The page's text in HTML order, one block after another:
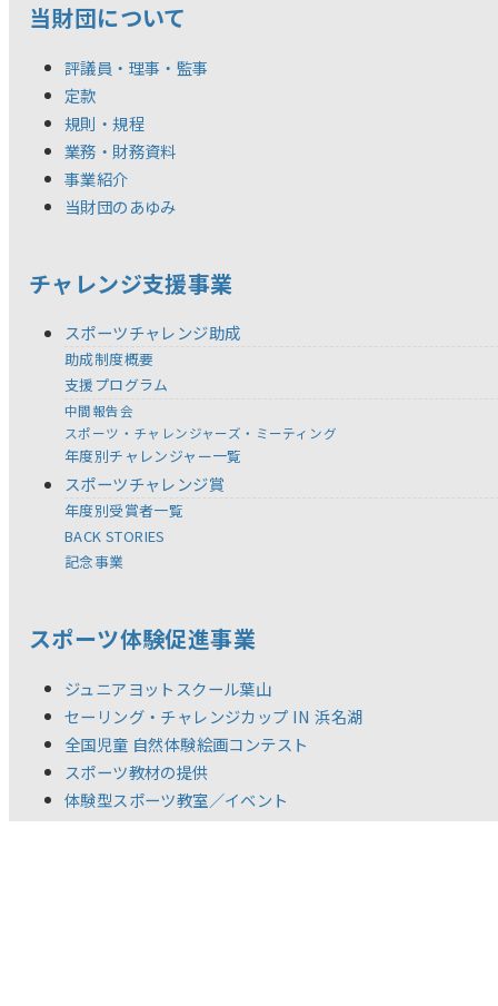
当財団について
評議員・理事・監事
定款
規則・規程
業務・財務資料
事業紹介
当財団のあゆみ
チャレンジ支援事業
スポーツチャレンジ助成
助成制度概要
支援プログラム
中間報告会
スポーツ・チャレンジャーズ・ミーティング
年度別チャレンジャー一覧
スポーツチャレンジ賞
年度別受賞者一覧
BACK STORIES
記念事業
スポーツ体験促進事業
ジュニアヨットスクール葉山
セーリング・チャレンジカップ IN 浜名湖
全国児童 自然体験絵画コンテスト
スポーツ教材の提供
体験型スポーツ教室／イベント